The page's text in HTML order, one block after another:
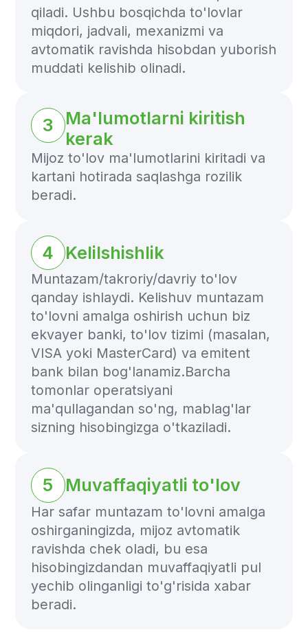
rivojlanishga
tayyormisiz?
Freedom Pay’ni yechimlaringizga
integratsiya qiling. Siz va mijozlaringiz
uchun qulay va oson foydalangan holda
onlayn to'lovlarni qabul qiling.
Arizangizni yuboring
muammolar haqida
is@freedompay.uz
Manzil va kontaktlar
O'zbekiston Respublikasi, Toshkent
shahri, 100060, Shevchenko ko'chasi, 21A,
301-uy
Ish vaqti: 10:00 - 19:00 (GMT+5)
info@freedompay.uz
support@freedompay.uz
O'zbekiston
O'zbek tili
Xizmatlar uchun shartnoma
Maxfiylik siyosati
Komplayens ishonch telefoni
Tashkilot PCI DSS standarti talablariga
javob beradi
O'zbekiston Respublikasi Markaziy